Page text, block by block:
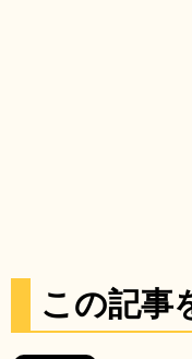
この記事